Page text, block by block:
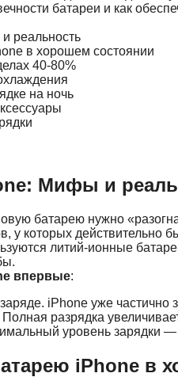
батареи и как
реальность
в хорошем состоянии
40-80%
на ночь
Мифы и
батарею нужно
у которых действительно
литий-ионные
впервые:
iPhone уже частично
разрядка
уровень зарядки
iPhone в